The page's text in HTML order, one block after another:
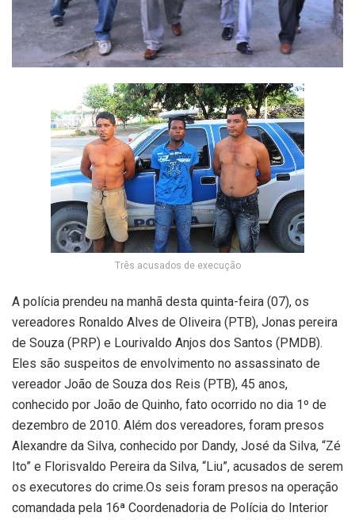
Três acusados de execução
A polícia prendeu na manhã desta quinta-feira (07), os
vereadores Ronaldo Alves de Oliveira (PTB), Jonas pereira
de Souza (PRP) e Lourivaldo Anjos dos Santos (PMDB).
Eles são suspeitos de envolvimento no assassinato de
vereador João de Souza dos Reis (PTB), 45 anos,
conhecido por João de Quinho, fato ocorrido no dia 1º de
dezembro de 2010. Além dos vereadores, foram presos
Alexandre da Silva, conhecido por Dandy, José da Silva, “Zé
Ito” e Florisvaldo Pereira da Silva, “Liu”, acusados de serem
os executores do crime.Os seis foram presos na operação
comandada pela 16ª Coordenadoria de Polícia do Interior